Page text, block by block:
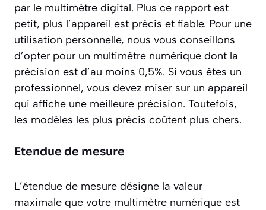
par le multimètre digital. Plus ce rapport est
petit, plus l’appareil est précis et fiable. Pour une
utilisation personnelle, nous vous conseillons
d’opter pour un multimètre numérique dont la
précision est d’au moins 0,5%. Si vous êtes un
professionnel, vous devez miser sur un appareil
qui affiche une meilleure précision. Toutefois,
les modèles les plus précis coûtent plus chers.
Etendue de mesure
L’étendue de mesure désigne la valeur
maximale que votre multimètre numérique est